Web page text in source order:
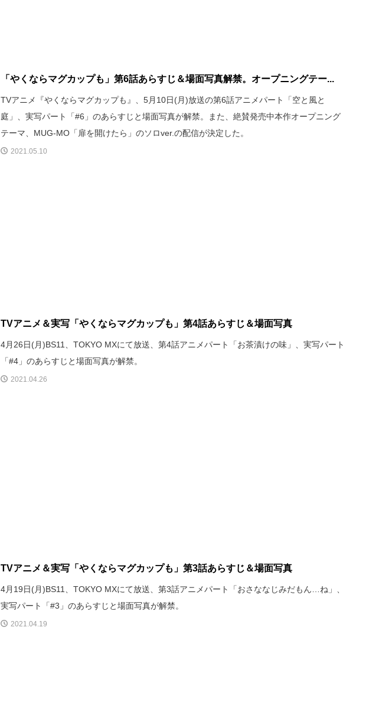
「やくならマグカップも」第6話あらすじ＆場面写真解禁。オープニングテー...
TVアニメ『やくならマグカップも』、5月10日(月)放送の第6話アニメパート「空と風と
庭」、実写パート「#6」のあらすじと場面写真が解禁。また、絶賛発売中本作オープニング
テーマ、MUG-MO「扉を開けたら」のソロver.の配信が決定した。
2021.05.10
TVアニメ＆実写「やくならマグカップも」第4話あらすじ＆場面写真
4月26日(月)BS11、TOKYO MXにて放送、第4話アニメパート「お茶漬けの味」、実写パート
「#4」のあらすじと場面写真が解禁。
2021.04.26
TVアニメ＆実写「やくならマグカップも」第3話あらすじ＆場面写真
4月19日(月)BS11、TOKYO MXにて放送、第3話アニメパート「おさななじみだもん…ね」、
実写パート「#3」のあらすじと場面写真が解禁。
2021.04.19